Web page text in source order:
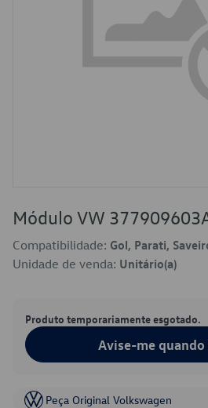
Módulo VW
Compatibilidade: Gol, Parati,
Unidade de venda: Unitário(a)
Produto temporariamente esgotado.
Avise-me quando
Peça Original Volkswagen